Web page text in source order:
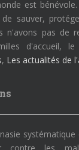
est
sauver,
n'avons pas de
d'accueil,
, Les actualités de